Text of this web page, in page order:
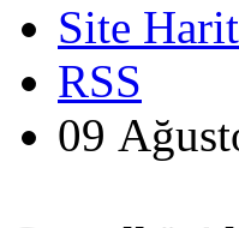
Site
RSS
09